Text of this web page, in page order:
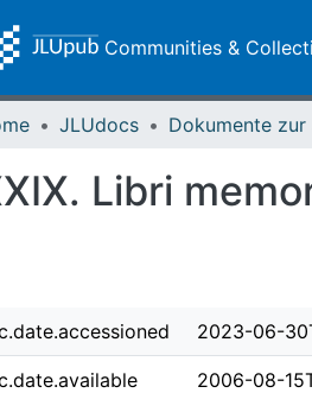
Communities &
JLUdocs
Libri
2023-06-
2006-08-